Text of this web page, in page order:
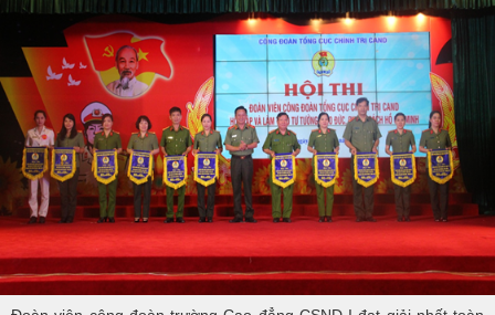
TÔI LÀM CÔNG AN XÃ
Hoạt động thực tế chính trị của cán bộ, học viên tại Hoà Bình
Hội thi tìm hiểu, sáng kiến về phòng, chống tác hại của thuốc lá
trong tuổi trẻ Trường Cao đẳng Cảnh sát nhân dân I
Tuổi trẻ Trường Cao đẳng CSND I tích cực triển khai đề án 06 của
Chính phủ